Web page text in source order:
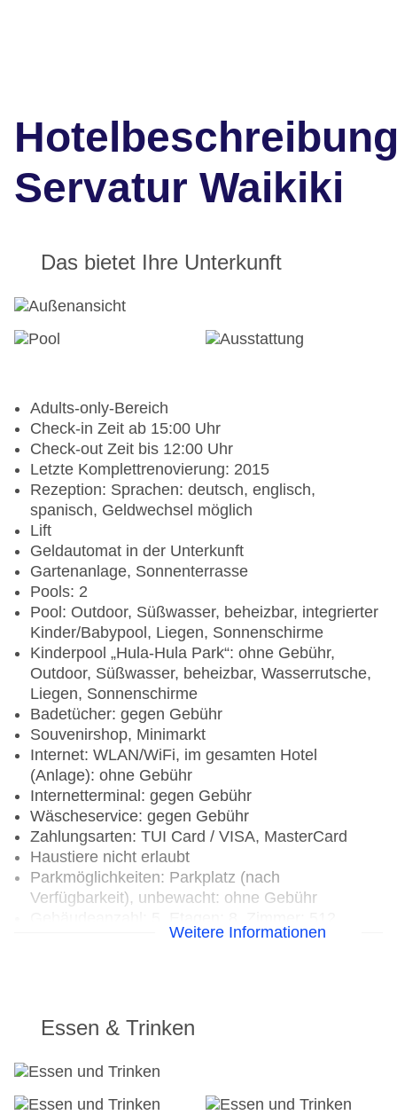
Servatur Waikiki
Das bietet Ihre Unterkunft
Adults-only-Bereich
Check-in Zeit ab 15:00 Uhr
Check-out Zeit bis 12:00 Uhr
Letzte Komplettrenovierung: 2015
Rezeption: Sprachen: deutsch, englisch,
spanisch, Geldwechsel möglich
Lift
Geldautomat in der Unterkunft
Gartenanlage, Sonnenterrasse
Pools: 2
Pool: Outdoor, Süßwasser, beheizbar, integrierter
Kinder/Babypool, Liegen, Sonnenschirme
Kinderpool „Hula-Hula Park“: ohne Gebühr,
Outdoor, Süßwasser, beheizbar, Wasserrutsche,
Liegen, Sonnenschirme
Badetücher: gegen Gebühr
Souvenirshop, Minimarkt
Internet: WLAN/WiFi, im gesamten Hotel
(Anlage): ohne Gebühr
Internetterminal: gegen Gebühr
Wäscheservice: gegen Gebühr
Zahlungsarten: TUI Card / VISA, MasterCard
Haustiere nicht erlaubt
Parkmöglichkeiten: Parkplatz (nach
Verfügbarkeit), unbewacht: ohne Gebühr
Landeskategorie: 4 SterneWeitere Informationen
Essen & Trinken